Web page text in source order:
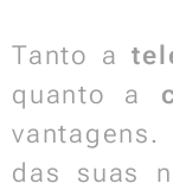
Tanto a
quanto a
das suas